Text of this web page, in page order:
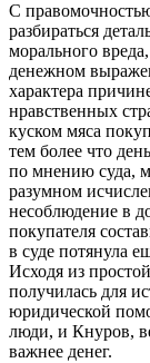
С
разбираться
морального
денежном
характера
нравственных
куском мяса
тем более что
по мнению суда,
разумном
несоблюдение в
покупателя
в суде потянула
Исходя из
получилась для
юридической
люди, и Кнуров,
важнее денег.